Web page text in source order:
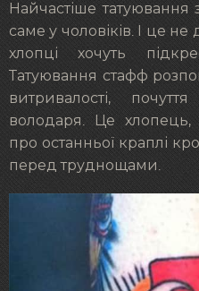
Найчастіше татуювання
саме у чоловіків. І це
хлопці хочуть
Татуювання стафф
витривалості,
володаря. Це хлопець,
про останньої краплі
перед труднощами.